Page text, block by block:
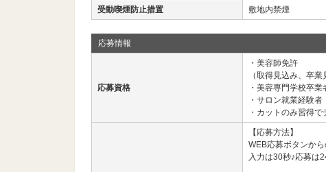
受動喫煙防止措置 敷地内禁煙
応募情報
応募資格
・美容師免許
（取得見込み、卒業
・美容専門学校卒業
・サロン就業経験者
・カットのみ習得で
【応募方法】
WEB応募ボタンか
入力は30秒♪応募は